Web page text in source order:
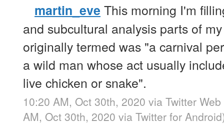
martin_eve This morning I'm
and subcultural analysis parts of
originally termed was "a carnival
a wild man whose act usually
live chicken or snake".
10:20 AM, Oct 30th, 2020 via Twitter
AM, Oct 30th, 2020 via Twitter for Android